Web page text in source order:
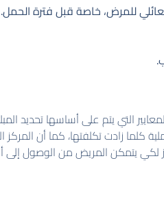
للمرض، خاصة قبل فترة الحمل.
التي يتم على أساسها تحديد
زادت تكلفتها، كما أن المركز
لكي يتمكن المريض من الوصول